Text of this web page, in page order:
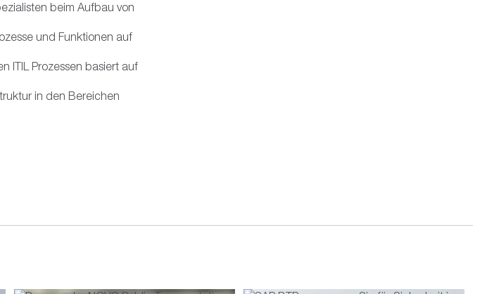
beim Aufbau von
und Funktionen auf
ITIL Prozessen basiert auf
in den Bereichen